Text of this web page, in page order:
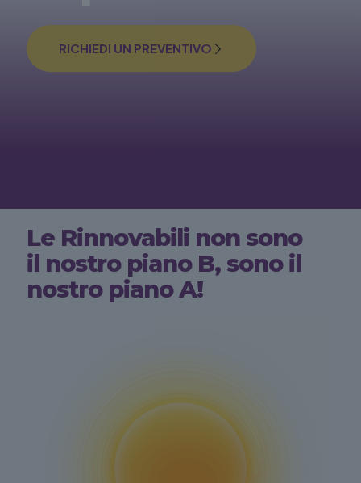
RICHIEDI UN PREVENTIVO
Le Rinnovabili non sono
il nostro piano B, sono il
nostro piano A!